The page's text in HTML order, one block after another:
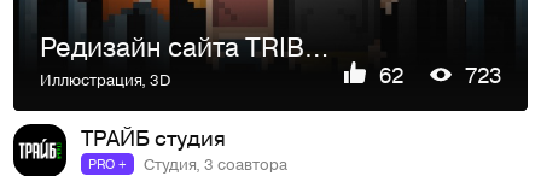
Редизайн сайта TRIBE STUDIO
Иллюстрация,3D 62 723
ТРАЙБ студия
PRO + Студия, 3 соавтора